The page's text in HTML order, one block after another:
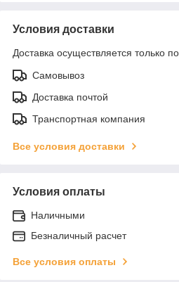
Условия доставки
Доставка осуществляется только
Самовывоз
Доставка почтой
Транспортная компания
Все условия доставки
Условия оплаты
Наличными
Безналичный расчет
Все условия оплаты